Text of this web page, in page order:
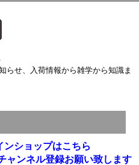
らせ、入荷情報から雑学から知識ま
ンショップはこちら
ャンネル登録お願い致します